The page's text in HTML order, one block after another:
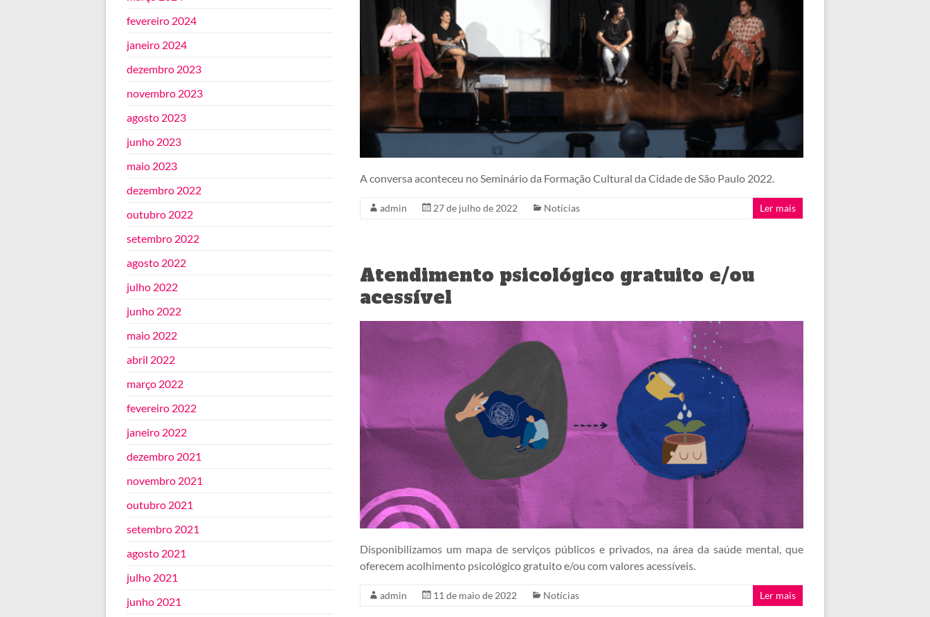
A conversa aconteceu no Seminário da Formação Cultural da Cidade de São Paulo 2022.
admin 27 de julho de 2022 Notícias Ler mais
Atendimento psicológico gratuito e/ou
acessível
Disponibilizamos um mapa de serviços públicos e privados, na área da saúde mental, que
oferecem acolhimento psicológico gratuito e/ou com valores acessíveis.
admin 11 de maio de 2022 Notícias Ler mais
fevereiro 2024
janeiro 2024
dezembro 2023
novembro 2023
agosto 2023
junho 2023
maio 2023
dezembro 2022
outubro 2022
setembro 2022
agosto 2022
julho 2022
junho 2022
maio 2022
abril 2022
março 2022
fevereiro 2022
janeiro 2022
dezembro 2021
novembro 2021
outubro 2021
setembro 2021
agosto 2021
julho 2021
junho 2021